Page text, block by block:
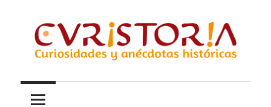
contenido
Curistoria
y
anécdotas